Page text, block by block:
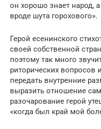
он хорошо знает народ,
вроде шута горохового».
Герой есенинского
своей собственной
поэтому так много
риторических
передать внутренние
выразить отношение
разочарование герой
«когда был край мой